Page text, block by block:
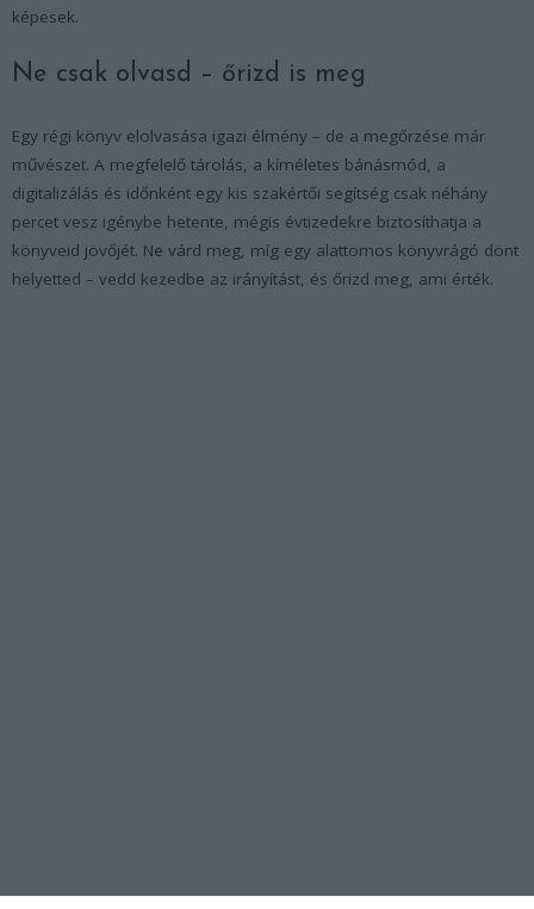
képesek.
Ne csak olvasd – őrizd is meg
Egy régi könyv elolvasása igazi élmény – de a megőrzése már
művészet. A megfelelő tárolás, a kíméletes bánásmód, a
digitalizálás és időnként egy kis szakértői segítség csak néhány
percet vesz igénybe hetente, mégis évtizedekre biztosíthatja a
könyveid jövőjét. Ne várd meg, míg egy alattomos könyvrágó dönt
helyetted – vedd kezedbe az irányítást, és őrizd meg, ami érték.